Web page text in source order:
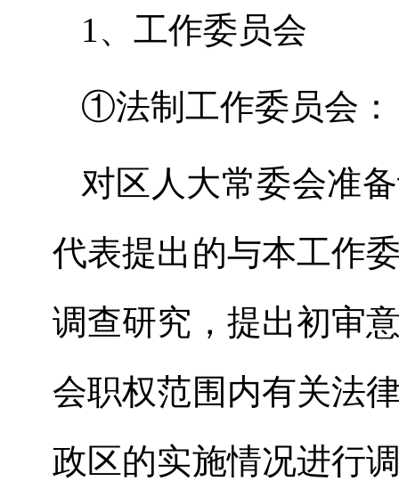
1、工作委员会
①法制 工作委员会 ：
对区人大常委会准
代表提出的与本工作
调查研究，提出初审
会职权范围内有关法
政区的实施情况进行